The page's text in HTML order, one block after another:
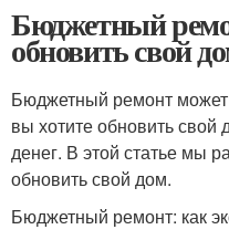
Бюджетный
обновить свой
Бюджетный ремонт
вы хотите обновить свой
денег. В этой статье мы
обновить свой дом.
Бюджетный ремонт: как